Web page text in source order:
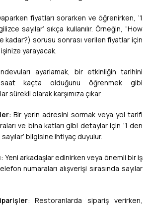
fiyatları sorarken ve öğrenirken, ‘1
sayılar’ sıkça kullanılır. Örneğin, “How
kadar?) sorusu sonrası verilen fiyatlar için
yarayacak.
ayarlamak, bir etkinliğin tarihini
kaçta olduğunu öğrenmek gibi
sürekli olarak karşımıza çıkar.
: Bir yerin adresini sormak veya yol tarifi
ve bina katları gibi detaylar için ‘1 den
bilgisine ihtiyaç duyulur.
: Yeni arkadaşlar edinirken veya önemli bir iş
numaraları alışverişi sırasında sayılar
: Restoranlarda sipariş verirken,